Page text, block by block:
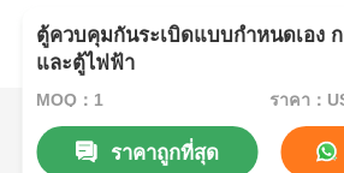
ตู้ควบคุมกันระเบิดแบบกำหนดเอง
และตู้ไฟฟ้า
MOQ：1 ราคา：
ราคาถูกที่สุด